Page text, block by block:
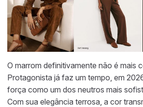
O marrom definitivamente não é mais
Protagonista já faz um tempo, em
força como um dos neutros mais
Com sua elegância terrosa, a cor